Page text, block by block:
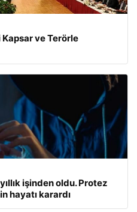
ve Terörle
işinden oldu. Protez
hayatı karardı